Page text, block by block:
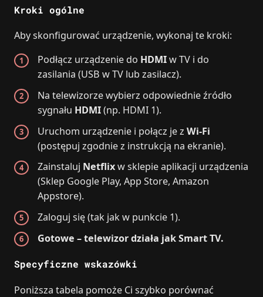
Kroki ogólne
Aby skonfigurować urządzenie, wykonaj te kroki:
Podłącz urządzenie do HDMIw TV i do
zasilania (USB w TV lub zasilacz).
Na telewizorze wybierz odpowiednie źródło
sygnału HDMI(np. HDMI 1).
Uruchom urządzenie i połącz je zWi‑Fi
(postępuj zgodnie z instrukcją na ekranie).
Zainstaluj Netflixw sklepie aplikacji urządzenia
(Sklep Google Play, App Store, Amazon
Appstore).
Zaloguj się (tak jak w punkcie 1).
Gotowe – telewizor działa jak Smart TV.
Specyficzne wskazówki
Poniższa tabela pomoże Ci szybko porównać